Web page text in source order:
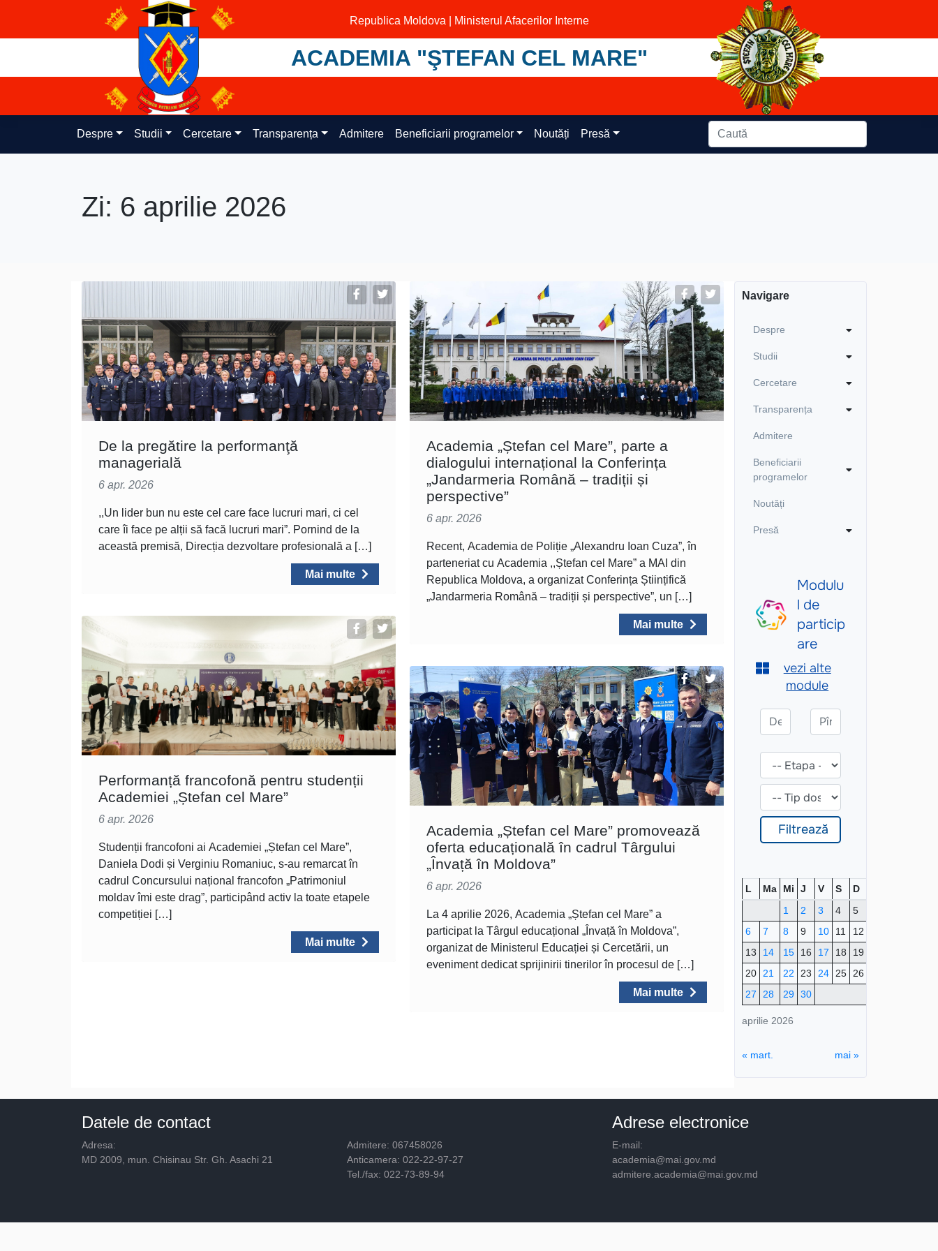
content
Republica Moldova | Ministerul Afacerilor Interne
ACADEMIA "ŞTEFAN CEL MARE"
Despre Studii Cercetare Transparența Admitere Beneficiarii programelor Noutăți Presă
Zi: 6 aprilie 2026
De la pregătire la performanţă
managerială
6 apr. 2026
,,Un lider bun nu este cel care face lucruri mari, ci cel
care îi face pe alții să facă lucruri mari”. Pornind de la
această premisă, Direcția dezvoltare profesională a […]
Mai multe
Performanță francofonă pentru studenții
Academiei „Ștefan cel Mare”
6 apr. 2026
Studenții francofoni ai Academiei „Ștefan cel Mare”,
Daniela Dodi și Verginiu Romaniuc, s-au remarcat în
cadrul Concursului național francofon „Patrimoniul
moldav îmi este drag”, participând activ la toate etapele
competiției […]
Mai multe
Academia „Ștefan cel Mare”, parte a
dialogului internațional la Conferința
„Jandarmeria Română – tradiții și
perspective”
6 apr. 2026
Recent, Academia de Poliție „Alexandru Ioan Cuza”, în
parteneriat cu Academia ,,Ștefan cel Mare” a MAI din
Republica Moldova, a organizat Conferința Științifică
„Jandarmeria Română – tradiții și perspective”, un […]
Mai multe
Academia „Ștefan cel Mare” promovează
oferta educațională în cadrul Târgului
„Învață în Moldova”
6 apr. 2026
La 4 aprilie 2026, Academia „Ștefan cel Mare” a
participat la Târgul educațional „Învață în Moldova”,
organizat de Ministerul Educației și Cercetării, un
eveniment dedicat sprijinirii tinerilor în procesul de […]
Mai multe
Navigare
Despre
Studii
Cercetare
Transparența
Admitere
Beneficiarii
programelor
Noutăți
Presă
aprilie 2026
L Ma Mi J V S
D
1
2 3 4
5
6
7 8 9 10 11
12
13
14 15 16 17 18
19
20
21 22 23 24 25
26
27
28 29 30
« mart. mai »
Datele de contact
Adresa:
MD 2009, mun. Chisinau Str. Gh. Asachi 21
Admitere: 067458026
Anticamera: 022-22-97-27
Tel./fax: 022-73-89-94
Adrese electronice
E-mail:
academia@mai.gov.md
admitere.academia@mai.gov.md